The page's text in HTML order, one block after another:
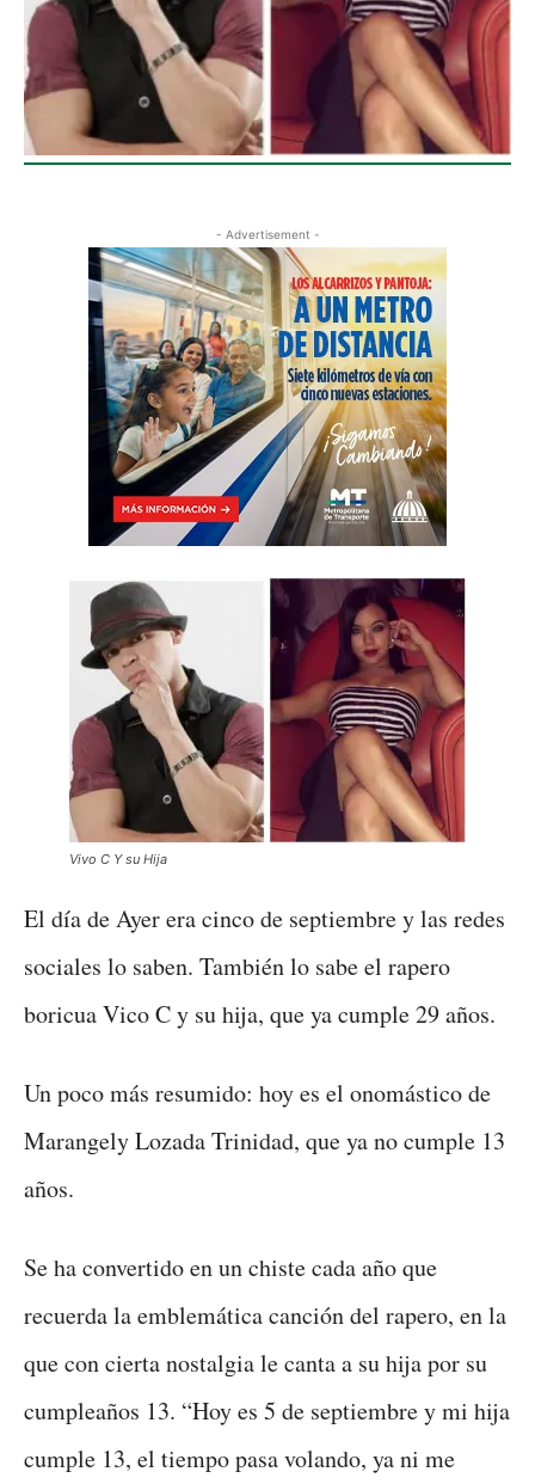
- Advertisement -
Vivo C Y su Hija
El día de Ayer era cinco de septiembre y las redes
sociales lo saben. También lo sabe el rapero
boricua Vico C y su hija, que ya cumple 29 años.
Un poco más resumido: hoy es el onomástico de
Marangely Lozada Trinidad, que ya no cumple 13
años.
Se ha convertido en un chiste cada año que
recuerda la emblemática canción del rapero, en la
que con cierta nostalgia le canta a su hija por su
cumpleaños 13. “Hoy es 5 de septiembre y mi hija
cumple 13, el tiempo pasa volando, ya ni me